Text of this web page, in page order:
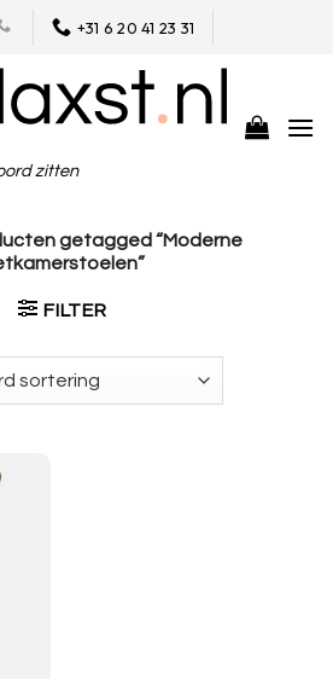
+31 6 20 41 23 31
zitten
getagged “Moderne
FILTER